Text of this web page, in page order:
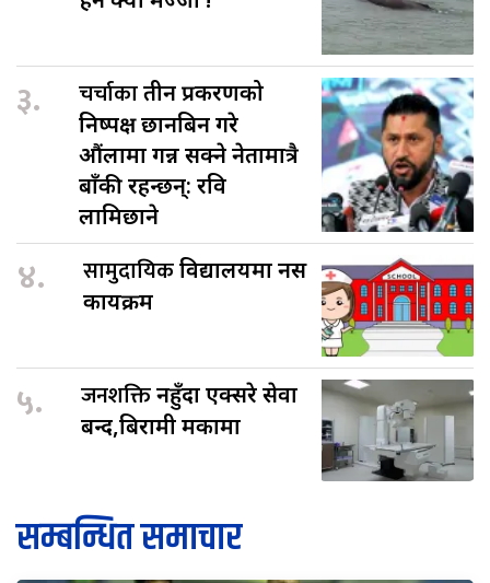
३. चर्चाकातीन प्रकरणको
निष्पक्ष छानबिन गरे
औंलामा गन्न सक्ने नेतामात्रै
बाँकी रहन्छन्: रवि
लामिछाने
४. सामुदायिकविद्यालयमा नर्स
कार्यक्रम
५. जनशक्तिनहुँदा एक्सरे सेवा
बन्द,बिरामी मर्कामा
सम्बन्धित समाचार